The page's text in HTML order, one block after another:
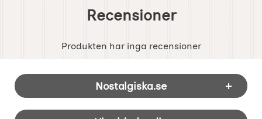
Recensioner
Produkten har inga recensioner
Sidfot Blandad info och länkar
Nostalgiska.se